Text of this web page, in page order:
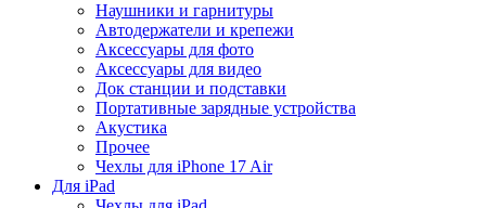
Наушники и гарнитуры
Автодержатели и крепежи
Аксессуары для фото
Аксессуары для видео
Док станции и подставки
Портативные зарядные устройства
Акустика
Прочее
Чехлы для iPhone 17 Air
Для iPad